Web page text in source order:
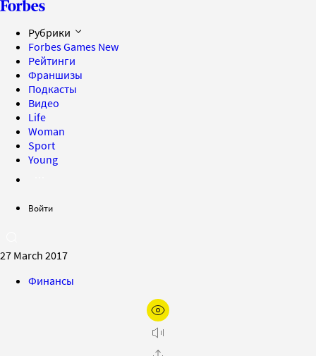
Рубрики
Forbes Games New
Рейтинги
Франшизы
Подкасты
Видео
Life
Woman
Sport
Young
Войти
27 March 2017
Финансы